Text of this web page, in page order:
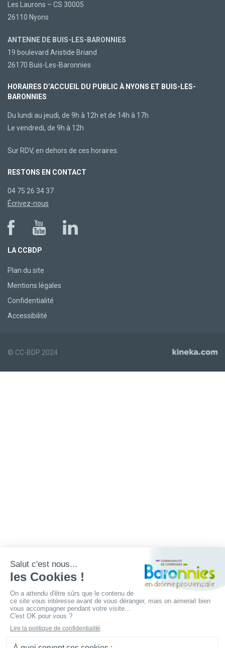
Les Laurons – CS 30005
26110 Nyons
ANTENNE DE BUIS-LES-BARONNIES
19 boulevard Aristide Briand
26170 Buis-Les-Baronnies
HORAIRES D’ACCUEIL DU PUBLIC À NYONS ET BUIS-LES-
BARONNIES
Du lundi au jeudi, de 9h à 12h et de 14h à 17h
Le vendredi, de 9h à 12h
Sur RDV, en dehors de ces horaires.
RESTONS EN CONTACT
04 75 26 34 37
Écrivez-nous
LA CCBDP
Plan du site
Mentions légales
Confidentialité
Accessibilité
© CC-BDP 2024